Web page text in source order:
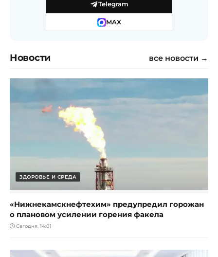
Telegram
MAX
Новости все новости →
ЗДОРОВЬЕ И СРЕДА
«Нижнекамскнефтехим» предупредил горожан
о плановом усилении горения факела
Сегодня, 14:01